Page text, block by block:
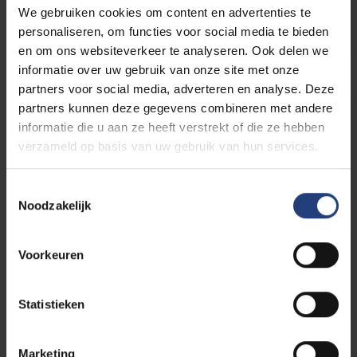
We gebruiken cookies om content en advertenties te
personaliseren, om functies voor social media te bieden
en om ons websiteverkeer te analyseren. Ook delen we
informatie over uw gebruik van onze site met onze
partners voor social media, adverteren en analyse. Deze
partners kunnen deze gegevens combineren met andere
informatie die u aan ze heeft verstrekt of die ze hebben
verzameld op basis van uw gebruik van hun services.
Noodzakelijk
Voorkeuren
Statistieken
Marketing
Annemie Henderickx
Veel te jong ! Christelijke deelneming !Met
Ineke Casier